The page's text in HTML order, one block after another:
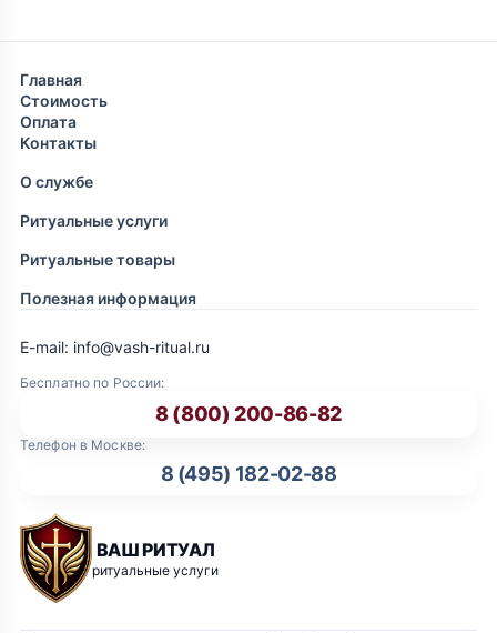
Главная
Стоимость
Оплата
Контакты
О службе
Ритуальные услуги
Ритуальные товары
Полезная информация
ВАШ РИТУАЛ
ритуальные услуги
Бесплатно по России:
8 (800) 200-86-82
Телефон в Москве:
8 (495) 182-02-88
E-mail: info@vash-ritual.ru